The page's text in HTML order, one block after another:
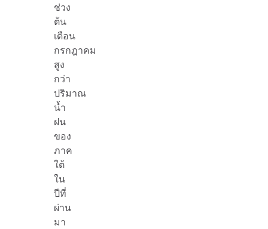
ช่วง
ต้น
เดือน
กรกฎาคม
สูง
กว่า
ปริมาณ
น้ำ
ฝน
ของ
ภาค
ใต้
ใน
ปีที่
ผ่าน
มา